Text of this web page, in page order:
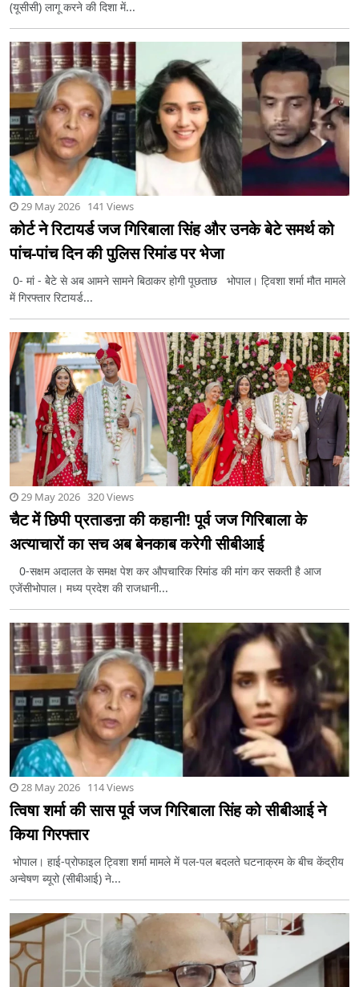
(यूसीसी) लागू करने की दिशा में...
29 May 2026 141 Views
कोर्ट ने रिटायर्ड जज गिरिबाला सिंह और उनके बेटे समर्थ को
पांच-पांच दिन की पुलिस रिमांड पर भेजा
0- मां - बेेटे से अब आमने सामने बिठाकर होगी पूछताछ भोपाल। ट्विशा शर्मा मौत मामले
में गिरफ्तार रिटायर्ड...
29 May 2026 320 Views
चैट में छिपी प्रताडऩा की कहानी! पूर्व जज गिरिबाला के
अत्याचारों का सच अब बेनकाब करेगी सीबीआई
0-सक्षम अदालत के समक्ष पेश कर औपचारिक रिमांड की मांग कर सकती है आज
एजेंसीभोपाल। मध्य प्रदेश की राजधानी...
28 May 2026 114 Views
त्विषा शर्मा की सास पूर्व जज गिरिबाला सिंह को सीबीआई ने
किया गिरफ्तार
भोपाल। हाई-प्रोफाइल ट्विशा शर्मा मामले में पल-पल बदलते घटनाक्रम के बीच केंद्रीय
अन्वेषण ब्यूरो (सीबीआई) ने...